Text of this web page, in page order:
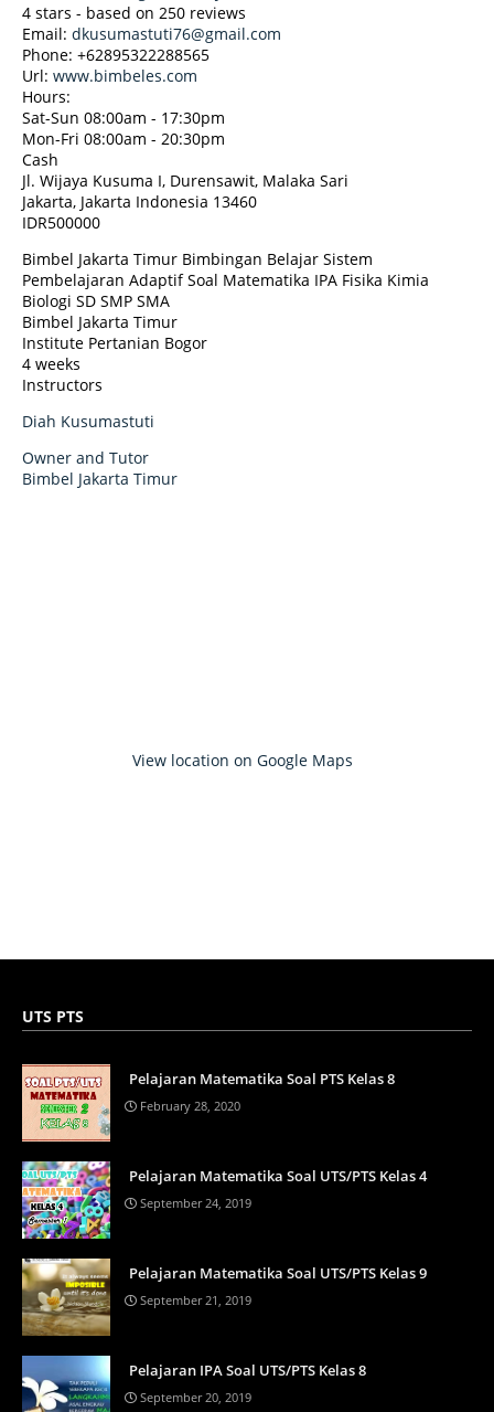
4 stars - based on 250 reviews
Email: dkusumastuti76@gmail.com
Phone: +62895322288565
Url: www.bimbeles.com
Hours:
Sat-Sun 08:00am - 17:30pm
Mon-Fri 08:00am - 20:30pm
Cash
Jl. Wijaya Kusuma I, Durensawit, Malaka Sari
Jakarta, Jakarta Indonesia 13460
IDR500000
Bimbel Jakarta Timur Bimbingan Belajar Sistem
Pembelajaran Adaptif Soal Matematika IPA Fisika Kimia
Biologi SD SMP SMA
Bimbel Jakarta Timur
Institute Pertanian Bogor
4 weeks
Instructors
Diah Kusumastuti
Owner and Tutor
Bimbel Jakarta Timur
View location on Google Maps
UTS PTS
Pelajaran Matematika Soal PTS Kelas 8
February 28, 2020
Pelajaran Matematika Soal UTS/PTS Kelas 4
September 24, 2019
Pelajaran Matematika Soal UTS/PTS Kelas 9
September 21, 2019
Pelajaran IPA Soal UTS/PTS Kelas 8
September 20, 2019